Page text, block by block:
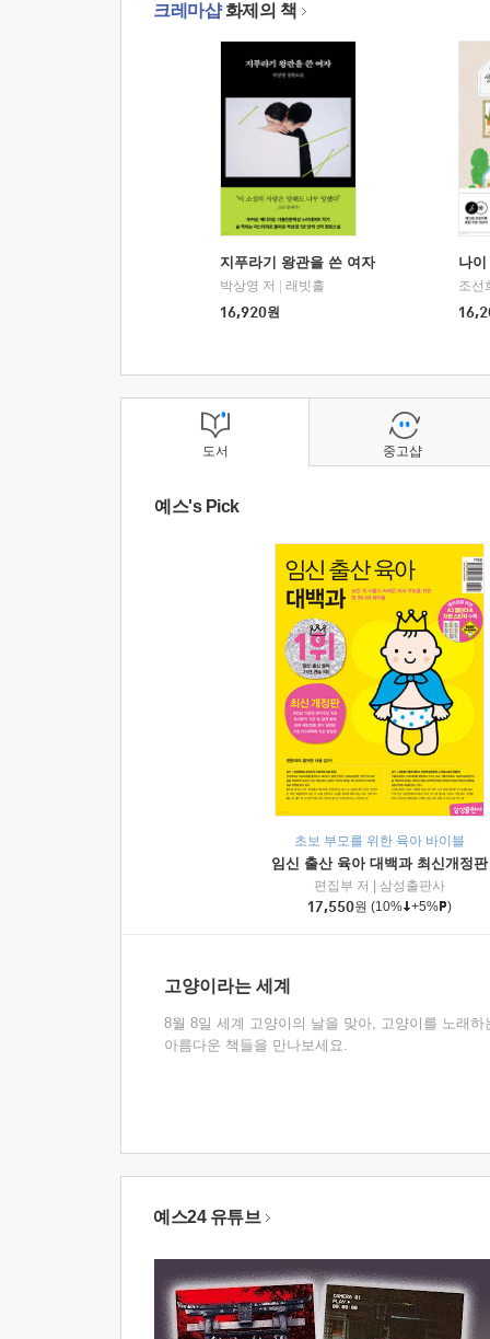
크레마샵화제의 책
지푸라기 왕관을 쓴 여자
박상영 저
래빗홀
16,920원
나
조선
도서
예스's Pick
초보 부모를 위한 육아 바이블
임신 출산 육아 대백과 최신개정판
편집부 저
삼성출판사
17,550원 (10% +5% )
고양이라는 세계
8월 8일 세계 고양이의 날을 맞아, 고양이를 노래하
아름다운 책들을 만나보세요.
중고샵
예스24 유튜브